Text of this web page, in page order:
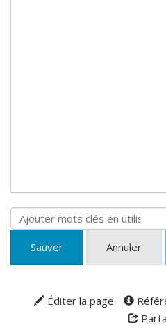
Sauver Annuler
Éditer la page